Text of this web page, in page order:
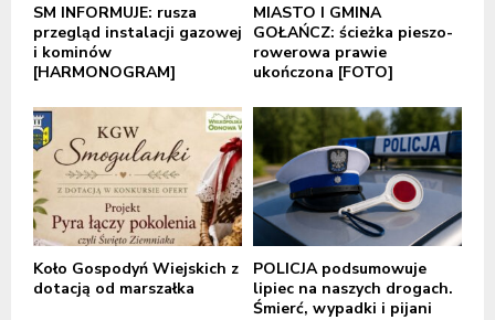
SM INFORMUJE: rusza
przegląd instalacji gazowej
i kominów
[HARMONOGRAM]
MIASTO I GMINA
GOŁAŃCZ: ścieżka pieszo-
rowerowa prawie
ukończona [FOTO]
Koło Gospodyń Wiejskich z
dotacją od marszałka
POLICJA podsumowuje
lipiec na naszych drogach.
Śmierć, wypadki i pijani